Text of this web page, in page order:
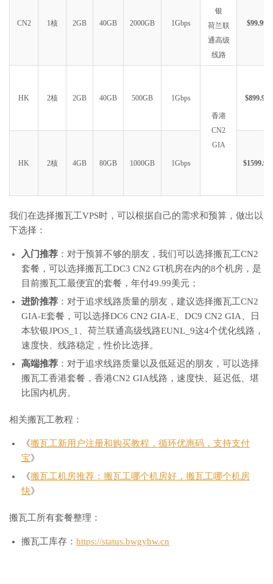
银
荷兰联
通高级
线路
CN2 1核 2GB 40GB 2000GB 1Gbps $99.99
HK 2核 2GB 40GB 500GB 1Gbps
香港
CN2
GIA
$899.99
HK 2核 4GB 80GB 1000GB 1Gbps $1599.99
我们在选择搬瓦工VPS时，可以根据自己的需求和预算，做出以
下选择：
入门推荐 ：对于预算不够的朋友，我们可以选择搬瓦工CN2
套餐，可以选择搬瓦工DC3 CN2 GT机房在内的8个机房，是
目前搬瓦工最便宜的套餐，年付49.99美元；
进阶推荐 ：对于追求线路质量的朋友，建议选择搬瓦工CN2
GIA-E套餐，可以选择DC6 CN2 GIA-E、DC9 CN2 GIA、日
本软银JPOS_1、荷兰联通高级线路EUNL_9这4个优化线路，
速度快、线路稳定，性价比选择。
高端推荐 ：对于追求线路质量以及低延迟的朋友，可以选择
搬瓦工香港套餐，香港CN2 GIA线路，速度快、延迟低、堪
比国内机房。
相关搬瓦工教程：
《搬瓦工新用户注册和购买教程，循环优惠码，支持支付
宝》
《搬瓦工机房推荐：搬瓦工哪个机房好，搬瓦工哪个机房
快》
搬瓦工所有套餐整理：
搬瓦工库存： https://status.bwgyhw.cn